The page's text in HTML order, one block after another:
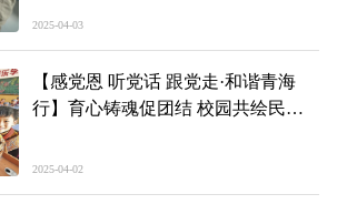
2025-04-03
【感党恩 听党话 跟党走·和谐青海
行】育心铸魂促团结 校园共绘民族
2025-04-02